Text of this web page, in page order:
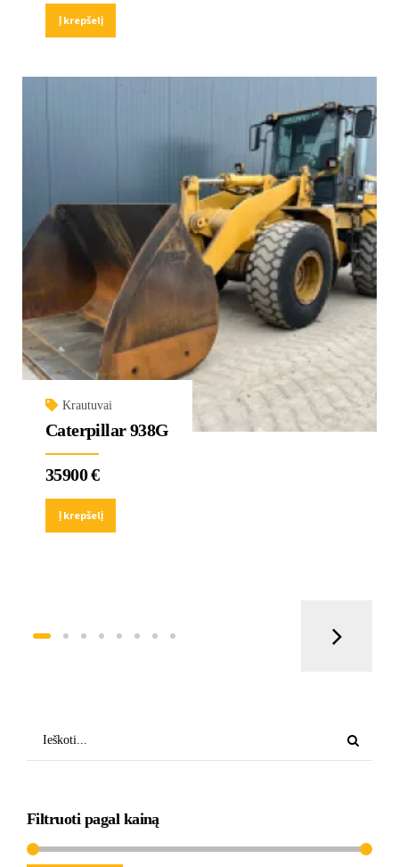
Į krepšelį
Krautuvai
Caterpillar 938G
35900€
Į krepšelį
Filtruoti pagal kainą